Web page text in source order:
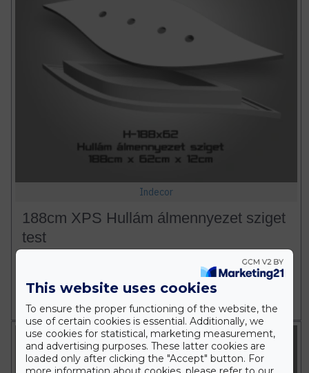
Indecor
188cm XPS Hullám álmennyezet sziget
test
Db KOSÁRBA
This website uses cookies
To ensure the proper functioning of the website, the
use of certain cookies is essential. Additionally, we
use cookies for statistical, marketing measurement,
and advertising purposes. These latter cookies are
loaded only after clicking the "Accept" button. For